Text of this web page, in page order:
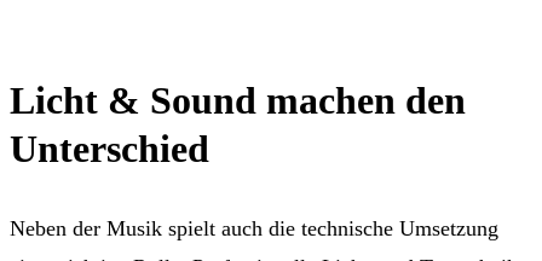
Licht & Sound machen den
Unterschied
Neben der Musik spielt auch die technische Umsetzung